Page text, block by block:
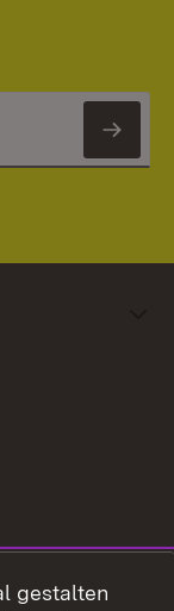
gestalten